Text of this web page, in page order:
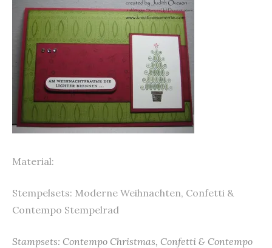
Material:
Stempelsets: Moderne Weihnachten, Confetti &
Contempo Stempelrad
Stampsets: Contempo Christmas, Confetti & Contempo